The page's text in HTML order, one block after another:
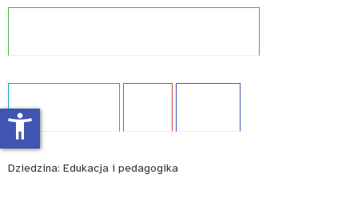
Dziedzina: Edukacja i pedagogika
accessibility_new